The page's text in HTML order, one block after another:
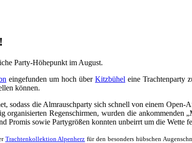
Party-Höhepunkt im August.
eingefunden um hoch über Kitzbühel eine Trachtenparty
können.
sodass die Almrauschparty sich schnell von einem Open-
Regenschirmen, wurden die ankommenden
Promis sowie Partygrößen konnten unbeirrt um die Wette
Trachtenkollektion Alpenherz für den besonders hübschen